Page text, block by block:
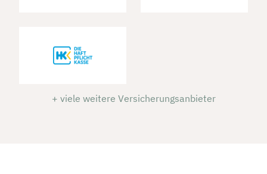
+ viele weitere Versicherungsanbieter